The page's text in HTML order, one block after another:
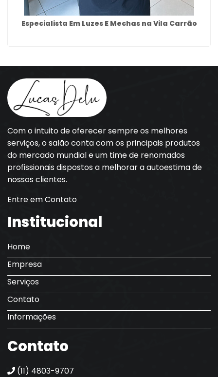
Especialista Em Luzes E Mechas na Vila Carrão
Com o intuito de oferecer sempre os melhores
serviços, o salão conta com os principais produtos
do mercado mundial e um time de renomados
profissionais dispostos a melhorar a autoestima de
nossos clientes.
Entre em Contato
Institucional
Home
Empresa
Serviços
Contato
Informações
Contato
(11) 4803-9707